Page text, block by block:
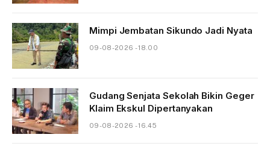
Mimpi Jembatan Sikundo Jadi Nyata
09-08-2026 - 18.00
Gudang Senjata Sekolah Bikin Geger
Klaim Ekskul Dipertanyakan
09-08-2026 - 16.45